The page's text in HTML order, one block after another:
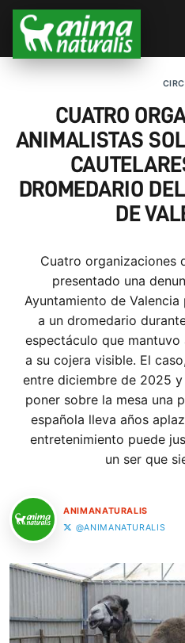
CUATRO
ANIMALISTAS
DROMEDARIO
DE
Cuatro organizaciones
presentado una
Ayuntamiento de
a un dromedario
espectáculo que
a su cojera visible. El
entre diciembre de 2025
poner sobre la mesa una
española lleva años
entretenimiento puede
un ser que
ANIMANATURALIS
@ANIMANATURALIS